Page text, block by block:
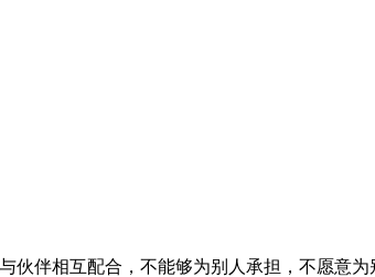
伙伴相互配合，不能够为别人承担，不愿意